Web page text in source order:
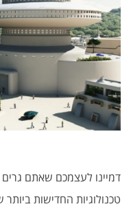
דמיינו לעצמכם שאתם
טכנולוגיות החדישות